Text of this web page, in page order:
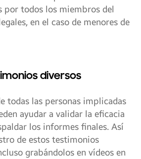
por todos los miembros del
en el caso de menores de
diversos
todas las personas implicadas
ayudar a validar la eficacia
los informes finales. Así
de estos testimonios
grabándolos en vídeos en